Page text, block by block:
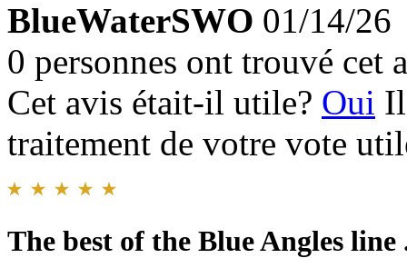
BlueWaterSWO 01/14/26
0 personnes ont trouvé cet
Cet avis était-il utile? Oui
traitement de votre vote
The best of the Blue Angles line